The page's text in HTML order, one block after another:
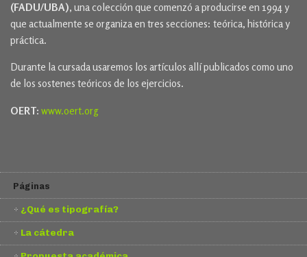
(FADU/UBA), una colección que comenzó a producirse en 1994 y
que actualmente se organiza en tres secciones: teórica, histórica y
práctica.
Durante la cursada usaremos los artículos allí publicados como uno
de los sostenes teóricos de los ejercicios.
OERT: www.oert.org
Páginas
¿Qué es tipografía?
La cátedra